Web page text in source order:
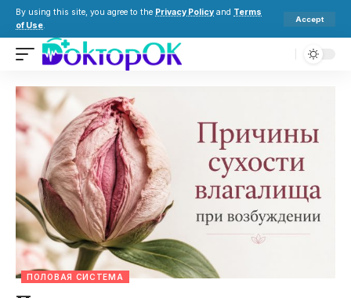
By using this site, you agree to the Privacy Policy and Terms
of Use.
Accept
ПОЛОВАЯ СИСТЕМА